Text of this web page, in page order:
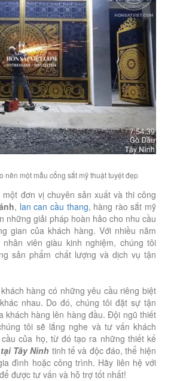
nên một mẫu cổng sắt mỹ thuật tuyệt đẹp
một đơn vị chuyên sản xuất và thi công
, lan can cầu thang, hàng rào sắt mỹ
những giải pháp hoàn hảo cho nhu cầu
gian của khách hàng. Với nhiều năm
viên giàu kinh nghiệm, chúng tôi
sản phẩm chất lượng và dịch vụ tận
hàng có những yêu cầu riêng biệt
nhau. Do đó, chúng tôi đặt sự tận
khách hàng lên hàng đầu. Đội ngũ thiết
tôi sẽ lắng nghe và tư vấn khách
của họ, từ đó tạo ra những thiết kế
Tây Ninh tinh tế và độc đáo, thể hiện
đình hoặc công trình. Hãy liên hệ với
được tư vấn và hỗ trợ tốt nhất!